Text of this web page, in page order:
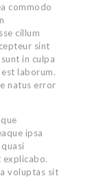
commodo
cillum
sint
in culpa
laborum.
natus error
ipsa
voluptas sit